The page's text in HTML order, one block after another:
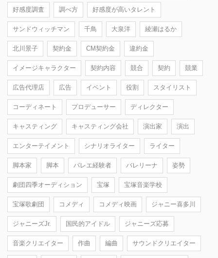
好感度調査 調べ方 好感度が高いタレント
サンドウィッチマン 千鳥 大泉洋 綾瀬はるか
北川景子 契約金 CM契約金 違約金
イメージキャラクター 契約内容 競合 契約 競業
広告代理店 広告 イベント 役割 スタイリスト
コーディネート プロデューサー ディレクター
キャスティング キャスティング会社 演出家 演出
エンターテイメント シナリオライター ライター
脚本家 脚本 バレエ経験者 バレリーナ 姿勢
劇団四季オーディション 宝塚 宝塚音楽学校
宝塚歌劇団 コメディ コメディ映画 ジャニー喜多川
ジャニーズJr. 国民的アイドル ジャニーズ応募
音楽クリエイター 作曲 編曲 サウンドクリエイター